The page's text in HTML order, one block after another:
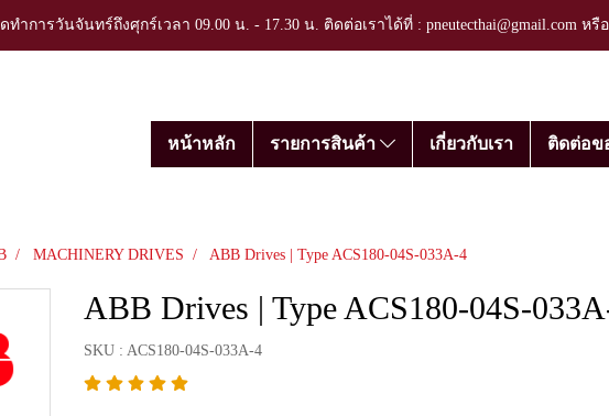
ทำการวันจันทร์ถึงศุกร์เวลา 09.00 น. - 17.30 น. ติดต่อเราได้ที่ : pneutecthai@gmail.com หรือ
หน้าหลัก รายการสินค้า เกี่ยวกับเรา ติดต่อข
MACHINERY DRIVES ABB Drives | Type ACS180-04S-033A-4
ABB Drives | Type ACS180-04S-
SKU : ACS180-04S-033A-4